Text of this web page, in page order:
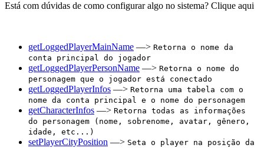
Está com dúvidas de como configurar algo no sistema? Clique aqui
getLoggedPlayerMainName —> Retorna o nome da
conta principal do jogador
getLoggedPlayerPersonName —> Retorna o nome do
personagem que o jogador está conectado
getLoggedPlayerInfos —> Retorna uma tabela com o
nome da conta principal e o nome do personagem
getCharacterInfos —> Retorna todas as informações
do personagem (nome, sobrenome, avatar, gênero,
idade, etc...)
setPlayerCityPosition —> Seta o player na posição da